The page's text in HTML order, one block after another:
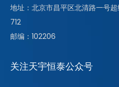
地址：北京市昌平区北清路一号
712
邮编：102206
关注天宇恒泰公众号